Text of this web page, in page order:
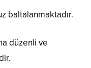
baltalanmaktadır.
düzenli ve